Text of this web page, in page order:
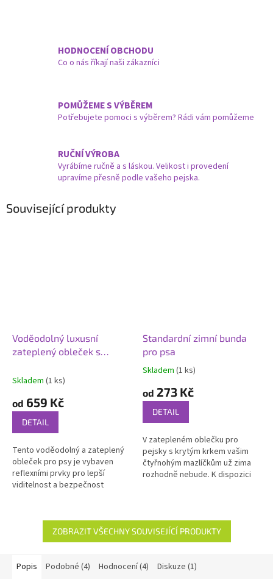
HODNOCENÍ OBCHODU
Co o nás říkají naši zákazníci
POMŮŽEME S VÝBĚREM
Potřebujete pomoci s výběrem? Rádi vám pomůžeme
RUČNÍ VÝROBA
Vyrábíme ručně a s láskou. Velikost i provedení
upravíme přesně podle vašeho pejska.
Související produkty
Voděodolný luxusní
zateplený obleček s
Skladem (1 ks)
od 659 Kč
DETAIL
Tento voděodolný a zateplený
obleček pro psy je vybaven
reflexními prvky pro lepší
viditelnost a bezpečnost
Standardní zimní bunda
pro psa
Průměrné
produktu
4,9
5
hvězdiček.
Skladem (1 ks)
od 273 Kč
DETAIL
V zatepleném oblečku pro
pejsky s krytým krkem vašim
čtyřnohým mazlíčkům už zima
rozhodně nebude. K dispozici
ZOBRAZIT VŠECHNY SOUVISEJÍCÍ PRODUKTY
Popis Podobné (4) Hodnocení (4) Diskuze (1)